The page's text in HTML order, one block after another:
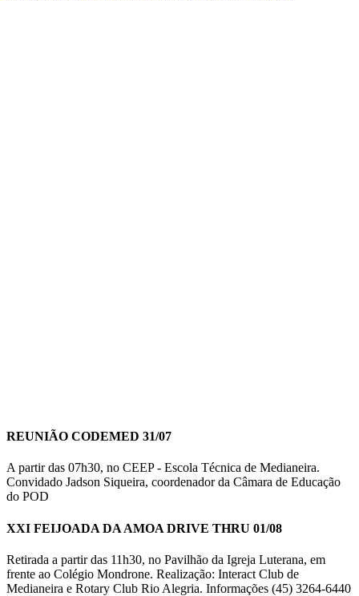
REUNIÃO CODEMED 31/07
A partir das 07h30, no CEEP - Escola Técnica de Medianeira.
Convidado Jadson Siqueira, coordenador da Câmara de Educação
do POD
XXI FEIJOADA DA AMOA DRIVE THRU 01/08
Retirada a partir das 11h30, no Pavilhão da Igreja Luterana, em
frente ao Colégio Mondrone. Realização: Interact Club de
Medianeira e Rotary Club Rio Alegria. Informações (45) 3264-6440